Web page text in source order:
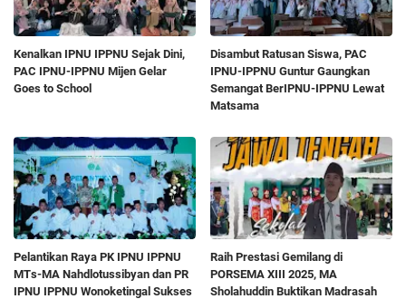
Kenalkan IPNU IPPNU Sejak Dini,
PAC IPNU-IPPNU Mijen Gelar
Goes to School
Disambut Ratusan Siswa, PAC
IPNU-IPPNU Guntur Gaungkan
Semangat BerIPNU-IPPNU Lewat
Matsama
Pelantikan Raya PK IPNU IPPNU
MTs-MA Nahdlotussibyan dan PR
IPNU IPPNU Wonoketingal Sukses
Raih Prestasi Gemilang di
PORSEMA XIII 2025, MA
Sholahuddin Buktikan Madrasah